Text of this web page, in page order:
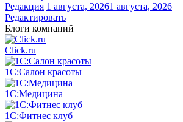
Редакция 1 августа, 20261 августа, 2026
Редактировать
Блоги компаний
Click.ru
1С:Салон красоты
1С:Медицина
1С:Фитнес клуб